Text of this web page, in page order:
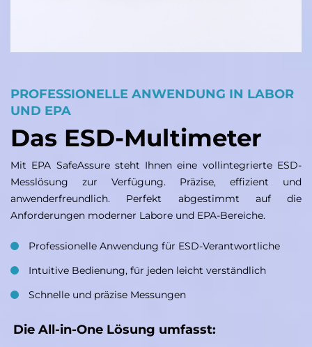
PROFESSIONELLE ANWENDUNG IN LABOR
UND EPA
Das ESD-Multimeter
Mit EPA SafeAssure steht Ihnen eine vollintegrierte ESD-
Messlösung zur Verfügung. Präzise, effizient und
anwenderfreundlich. Perfekt abgestimmt auf die
Anforderungen moderner Labore und EPA-Bereiche.
Professionelle Anwendung für ESD-Verantwortliche
Intuitive Bedienung, für jeden leicht verständlich
Schnelle und präzise Messungen
Die All-in-One Lösung umfasst: